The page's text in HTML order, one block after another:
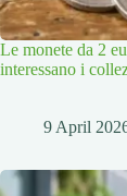
Le monete da 2
interessano i
9 April